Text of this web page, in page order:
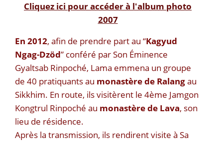
Cliquez ici pour accéder à l'album photo
2007
En 2012, afin de prendre part au “Kagyud
Ngag-Dzöd” conféré par Son Éminence
Gyaltsab Rinpoché, Lama emmena un groupe
de 40 pratiquants au monastère de Ralangau
Sikkhim. En route, ils visitèrent le 4ème Jamgon
Kongtrul Rinpoché au monastère de Lava, son
lieu de résidence.
Après la transmission, ils rendirent visite à Sa